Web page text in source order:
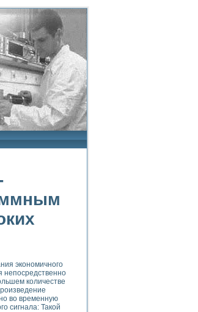
экономичного
непосредственно
количестве
во временную
сигнала: Такой